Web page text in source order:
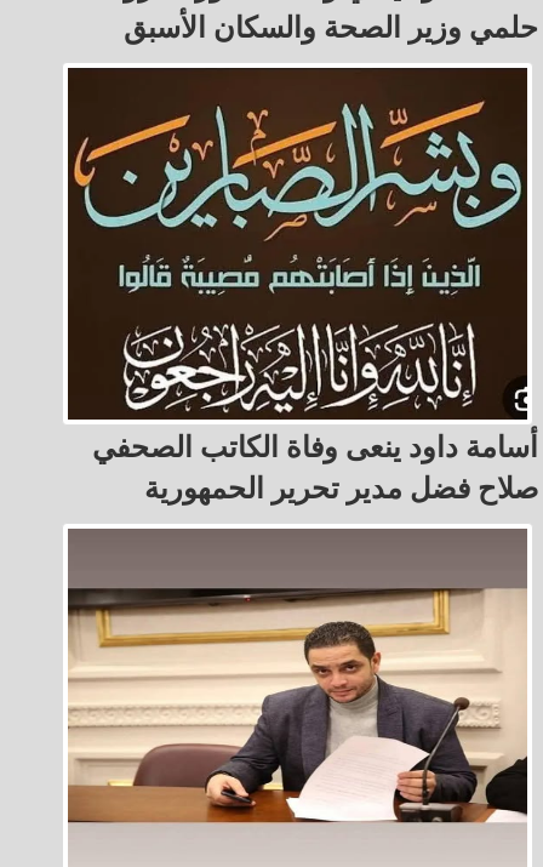
حلمي وزير الصحة والسكان الأسبق
أسامة داود ينعى وفاة الكاتب الصحفي
صلاح فضل مدير تحرير الحمهورية